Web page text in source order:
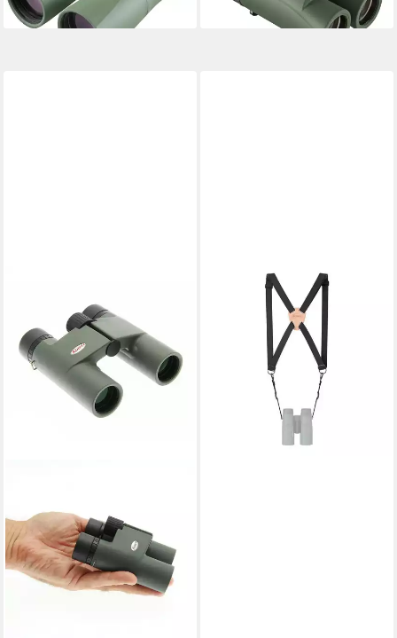
lieferbar - in 3-4 Werktagen bei dir
lieferbar - in 3-4 Werktagen bei dir
Kowa H-Strap
Kreuzgurt/Schultergurt
lieferbar - in 3-4 Werktagen bei dir